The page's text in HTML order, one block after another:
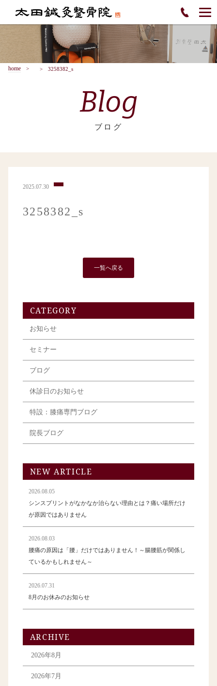
home 3258382_s
Blog
ブログ
2025.07.30
3258382_s
一覧へ戻る
CATEGORY
お知らせ
セミナー
ブログ
休診日のお知らせ
特設：膝痛専門ブログ
院長ブログ
NEW ARTICLE
2026.08.05
シンスプリントがなかなか治らない理由とは？痛い場所だけ
が原因ではありません
2026.08.03
腰痛の原因は「腰」だけではありません！～腸腰筋が関係し
ているかもしれません～
2026.07.31
8月のお休みのお知らせ
ARCHIVE
2026年8月
2026年7月